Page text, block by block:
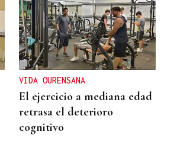
VIDA OURENSANA
El ejercicio a mediana edad
retrasa el deterioro
cognitivo